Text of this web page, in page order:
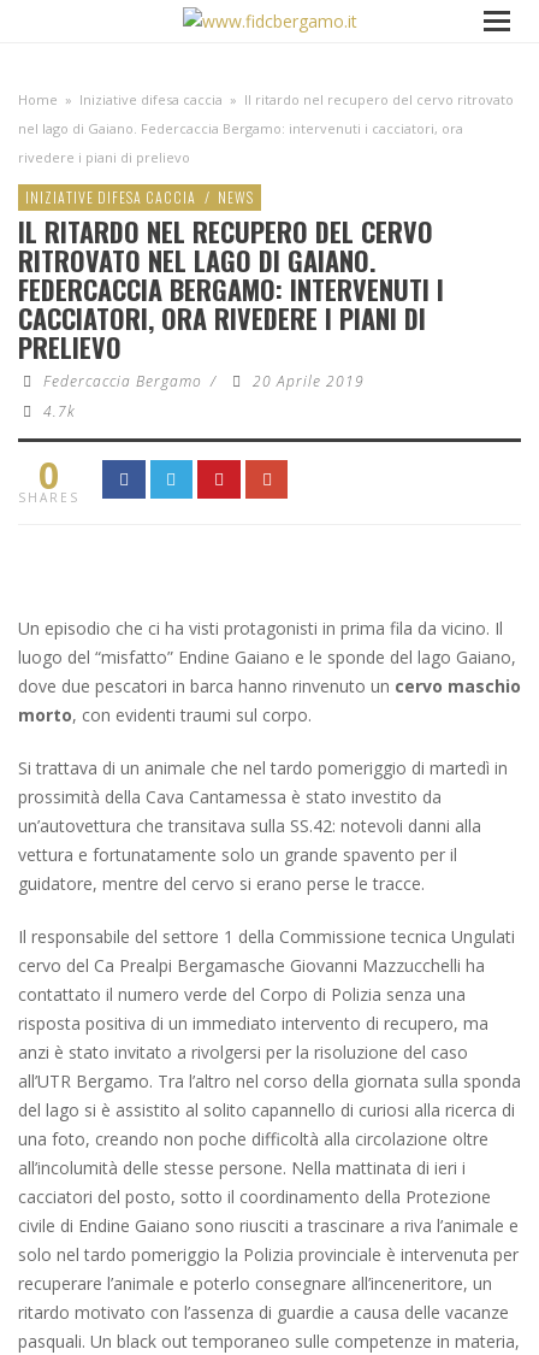
Home » Iniziative difesa caccia » Il ritardo nel recupero del cervo ritrovato
nel lago di Gaiano. Federcaccia Bergamo: intervenuti i cacciatori, ora
rivedere i piani di prelievo
INIZIATIVE DIFESA CACCIA / NEWS
IL RITARDO NEL RECUPERO DEL CERVO
RITROVATO NEL LAGO DI GAIANO.
FEDERCACCIA BERGAMO: INTERVENUTI I
CACCIATORI, ORA RIVEDERE I PIANI DI
PRELIEVO
Federcaccia Bergamo /
20 Aprile 2019
4.7k
0
SHARES
Un episodio che ci ha visti protagonisti in prima fila da vicino. Il
luogo del “misfatto” Endine Gaiano e le sponde del lago Gaiano,
dove due pescatori in barca hanno rinvenuto un cervo maschio
morto, con evidenti traumi sul corpo.
Si trattava di un animale che nel tardo pomeriggio di martedì in
prossimità della Cava Cantamessa è stato investito da
un’autovettura che transitava sulla SS.42: notevoli danni alla
vettura e fortunatamente solo un grande spavento per il
guidatore, mentre del cervo si erano perse le tracce.
Il responsabile del settore 1 della Commissione tecnica Ungulati
cervo del Ca Prealpi Bergamasche Giovanni Mazzucchelli ha
contattato il numero verde del Corpo di Polizia senza una
risposta positiva di un immediato intervento di recupero, ma
anzi è stato invitato a rivolgersi per la risoluzione del caso
all’UTR Bergamo. Tra l’altro nel corso della giornata sulla sponda
del lago si è assistito al solito capannello di curiosi alla ricerca di
una foto, creando non poche difficoltà alla circolazione oltre
all’incolumità delle stesse persone. Nella mattinata di ieri i
cacciatori del posto, sotto il coordinamento della Protezione
civile di Endine Gaiano sono riusciti a trascinare a riva l’animale e
solo nel tardo pomeriggio la Polizia provinciale è intervenuta per
recuperare l’animale e poterlo consegnare all’inceneritore, un
ritardo motivato con l’assenza di guardie a causa delle vacanze
pasquali. Un black out temporaneo sulle competenze in materia,